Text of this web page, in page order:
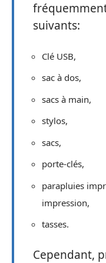
suivants:
Clé USB,
sac à dos,
sacs à main,
stylos,
sacs,
porte-clés,
parapluies
impression,
tasses.
Cependant,